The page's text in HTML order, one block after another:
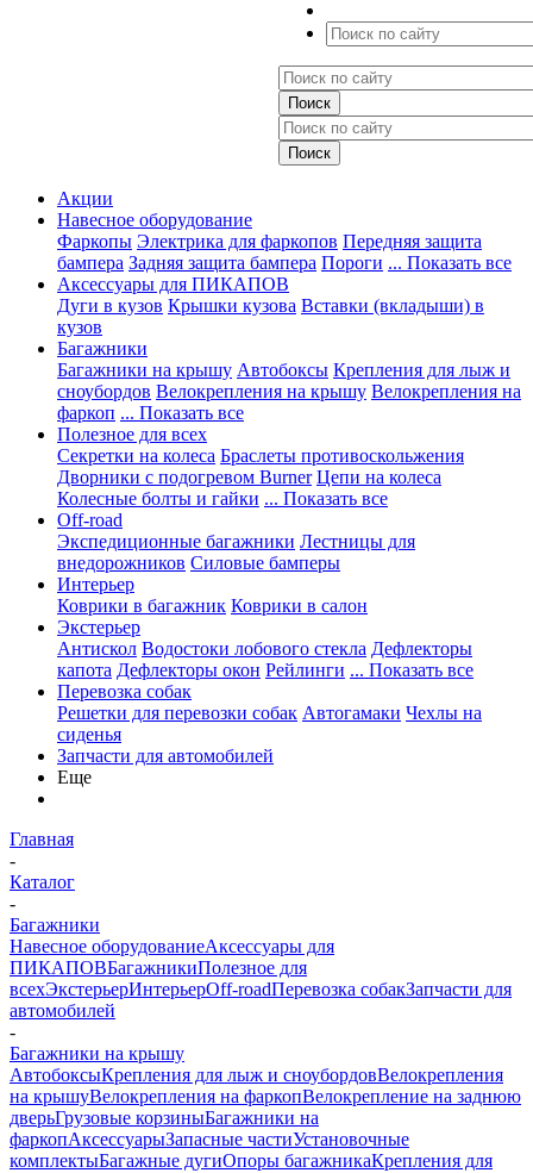
Акции
Навесное оборудование
Фаркопы Электрика для фаркопов Передняя защита
бампера Задняя защита бампера Пороги ... Показать все
Аксессуары для ПИКАПОВ
Дуги в кузов Крышки кузова Вставки (вкладыши) в
кузов
Багажники
Багажники на крышу Автобоксы Крепления для лыж и
сноубордов Велокрепления на крышу Велокрепления на
фаркоп ... Показать все
Полезное для всех
Секретки на колеса Браслеты противоскольжения
Дворники с подогревом Burner Цепи на колеса
Колесные болты и гайки ... Показать все
Off-road
Экспедиционные багажники Лестницы для
внедорожников Силовые бамперы
Интерьер
Коврики в багажник Коврики в салон
Экстерьер
Антискол Водостоки лобового стекла Дефлекторы
капота Дефлекторы окон Рейлинги ... Показать все
Перевозка собак
Решетки для перевозки собак Автогамаки Чехлы на
сиденья
Запчасти для автомобилей
Еще
Главная
-
Каталог
-
Багажники
Навесное оборудованиеАксессуары для
ПИКАПОВБагажникиПолезное для
всехЭкстерьерИнтерьерOff-roadПеревозка собакЗапчасти для
автомобилей
-
Багажники на крышу
АвтобоксыКрепления для лыж и сноубордовВелокрепления
на крышуВелокрепления на фаркопВелокрепление на заднюю
дверьГрузовые корзиныБагажники на
фаркопАксессуарыЗапасные частиУстановочные
комплектыБагажные дугиОпоры багажникаКрепления для